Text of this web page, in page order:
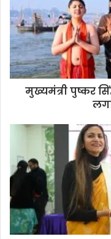
m
a
i
a
d
मुख्यमंत्री पुष्कर